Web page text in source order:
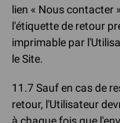
lien « Nous contacter
l'étiquette de retour
imprimable par
le Site.
11.7 Sauf en cas de
retour, l'Utilisateur